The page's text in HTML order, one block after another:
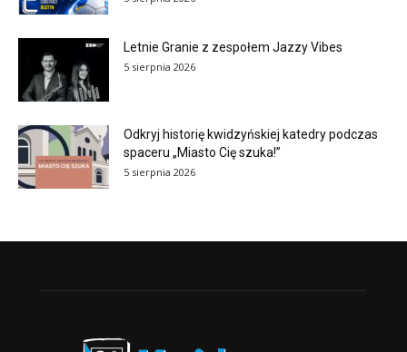
Letnie Granie z zespołem Jazzy Vibes
5 sierpnia 2026
Odkryj historię kwidzyńskiej katedry podczas
spaceru „Miasto Cię szuka!”
5 sierpnia 2026